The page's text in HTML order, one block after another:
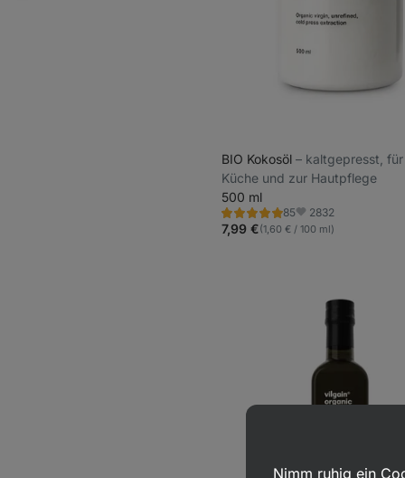
BIO Kokosöl ⁠–⁠ kaltgepresst,
Küche und zur Hautpflege
500 ml
85
Bewertung
5.0/5,
85
Favoriten
2832
7,99 €(1,60 € / 100 ml)
Nimm ruhig ein